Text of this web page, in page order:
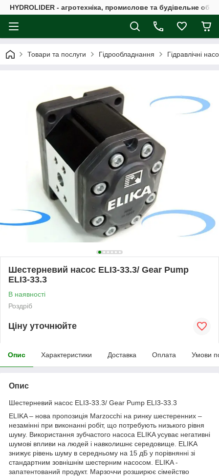
HYDROLIDER - агротехніка, промислове та будівельне
Товари та послуги Гідрообладнання Гідравлічні
Шестерневий насос ELI3-33.3/ Gear Pump
ELI3-33.3
В наявності
Роздріб
Ціну уточнюйте
Опис Характеристики Доставка Оплата Умови
Опис
Шестерневий насос ELI3-33.3/ Gear Pump ELI3-33.3
ELIKA – нова пропозиція Marzocchi на ринку шестеренних –
незамінні при виконанні робіт, що потребують низького рівня
шуму. Використання зубчастого насоса ELIKA усуває негативні
шумові впливи на людей і навколишнє середовище. ELIKA
знижує рівень шуму в середньому на 15 дБ у порівнянні зі
стандартним зовнішнім шестерним насосом. ELIKA -
запатентований продукт. Марзоччи розширює сімейство